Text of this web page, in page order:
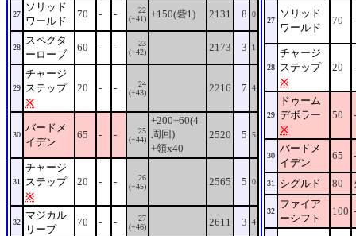
27
ソリッド
ワールド
70 - -
22
(+41) +150(砦1) 2131 8 0
28
スペクタ
ーローブ
60 - -
23
(+42)
2173 3 1
29
チャージ
ステップ
※
20 - -
24
(+43)
2216 7 4
30
バードメ
イデン
65 - -
25
(+44)
+200+60(4
周回)
+領x40
2520 5 5
31
チャージ
ステップ
※
20 - -
26
(+45)
2565 5 0
32
マジカル
リープ
70 - -
27
(+46)
2611 3 4
27
ソリッド
ワールド
70 -
28
チャージ
ステップ
※
20 -
29
ドゥーム
デボラー
※
50 -
30
バードメ
イデン
65 -
31 シグルド 80
32
ファイア
ーシフト
100 -